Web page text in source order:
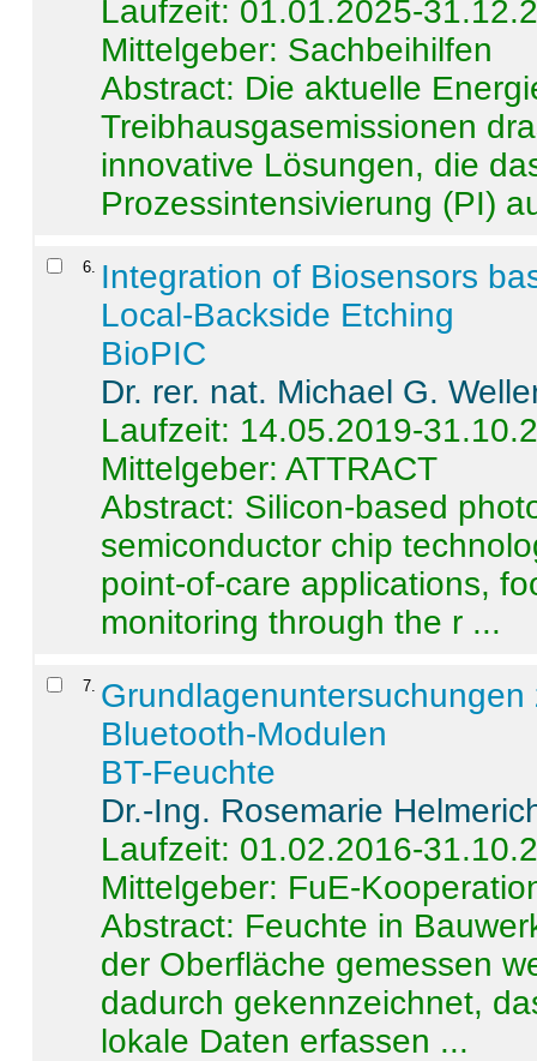
Laufzeit: 01.01.2025-
Mittelgeber: Sachbeihilfen
Abstract: Die aktuelle
Treibhausgasemissionen
innovative Lösungen, die
Prozessintensivierung (PI)
6
Integration of Biosensors
Local-Backside Etching
BioPIC
Dr. rer. nat. Michael G.
Laufzeit: 14.05.2019-
Mittelgeber: ATTRACT
Abstract: Silicon-based
semiconductor chip
point-of-care applications,
monitoring through the r ...
7
Bluetooth-Modulen
BT-Feuchte
Dr.-Ing. Rosemarie
Laufzeit: 01.02.2016-
Mittelgeber: FuE-
Abstract: Feuchte in
der Oberfläche gemessen
dadurch gekennzeichnet,
lokale Daten erfassen ...